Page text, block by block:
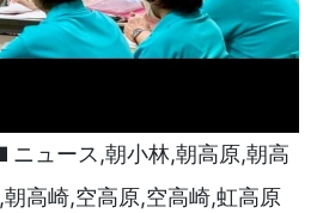
ニュース ,朝小林,朝高原,朝高
,朝高崎,空高原,空高崎,虹高原